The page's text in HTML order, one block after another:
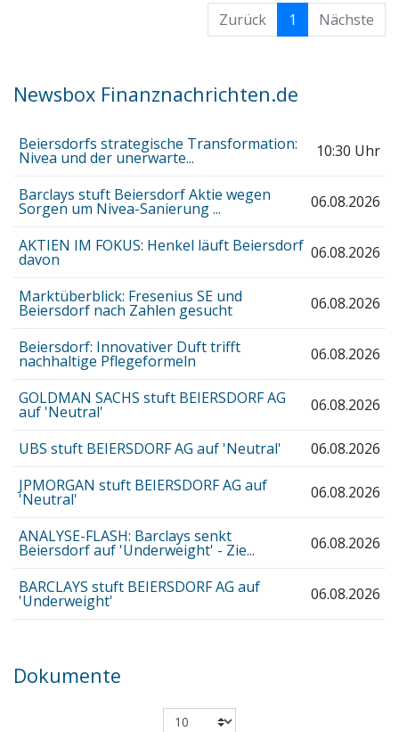
Zurück
1 Nächste
Newsbox Finanznachrichten.de
Beiersdorfs strategische Transformation:
Nivea und der unerwarte... 10:30 Uhr
Barclays stuft Beiersdorf Aktie wegen
Sorgen um Nivea-Sanierung ... 06.08.2026
AKTIEN IM FOKUS: Henkel läuft Beiersdorf
davon 06.08.2026
Marktüberblick: Fresenius SE und
Beiersdorf nach Zahlen gesucht 06.08.2026
Beiersdorf: Innovativer Duft trifft
nachhaltige Pflegeformeln 06.08.2026
GOLDMAN SACHS stuft BEIERSDORF AG
auf 'Neutral' 06.08.2026
UBS stuft BEIERSDORF AG auf 'Neutral'
06.08.2026
JPMORGAN stuft BEIERSDORF AG auf
'Neutral' 06.08.2026
ANALYSE-FLASH: Barclays senkt
Beiersdorf auf 'Underweight' - Zie... 06.08.2026
BARCLAYS stuft BEIERSDORF AG auf
'Underweight' 06.08.2026
Dokumente